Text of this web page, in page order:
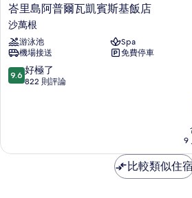
峇
里
島
阿
普
爾
瓦
店
峇里島阿普爾瓦凱賓斯基飯店
沙萬根
游泳池
Spa
機場接送
免費停車
9.6
分，
極
9.6 好極了
822 則評論
9
比較類似住